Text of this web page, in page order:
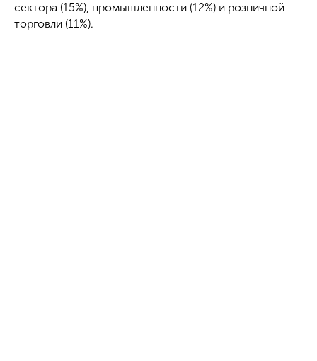
сектора (15%), промышленности (12%) и розничной
торговли (11%).